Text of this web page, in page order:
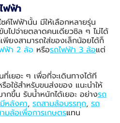
ฟฟ้า
ค์ไฟฟ้านั้น มีให้เลือกหลายรุ่น
ไปจ่ายตลาดคนเดียวชิล ๆ ไม่ได้
ยงสามารถใส่ของเล็กน้อยได้ก็
ฟ้า 2 ล้อ หรือรถไฟฟ้า 3 ล้อแต่
เยอะ ๆ เพื่อที่จะเดินทางได้ที
ใช้สำหรับขนส่งของ แนะนำให้
กขึ้น รับน้ำหนักได้เยอะ อย่างรถ
หลังคา, รถสามล้อบรรทุก, รถ
มล้อเพื่อการเกษตรแทน